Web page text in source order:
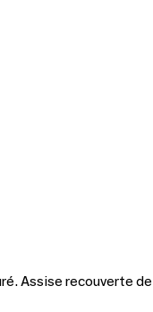
Assise recouverte de